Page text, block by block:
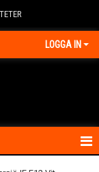
LOGGA IN